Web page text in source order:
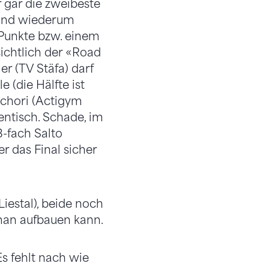
gar die zweibeste
wiederum
bzw. einem
der «Road
(TV Stäfa) darf
(die Hälfte ist
(Actigym
Schade, im
fach Salto
das Final sicher
beide noch
aufbauen kann.
fehlt nach wie